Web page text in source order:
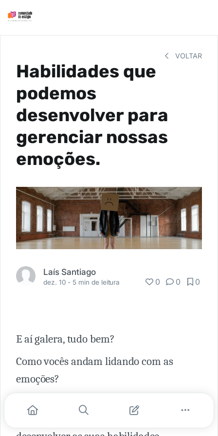
VOLTAR
Habilidades que
podemos
desenvolver para
gerenciar nossas
emoções.
Laís Santiago
dez. 10 - 5 min de leitura 0 0 0
E aí galera, tudo bem?
Como vocês andam lidando com as
emoções?
sabem o motivo da importância de